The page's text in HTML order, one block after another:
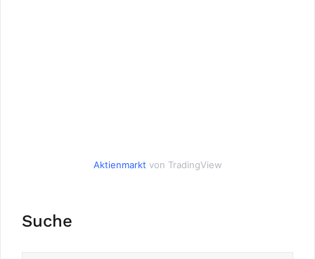
Aktienmarkt von TradingView
Suche